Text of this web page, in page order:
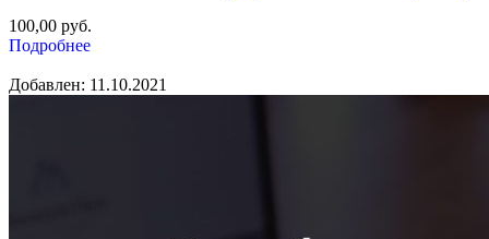
100,00 руб.
Подробнее
Добавлен: 11.10.2021